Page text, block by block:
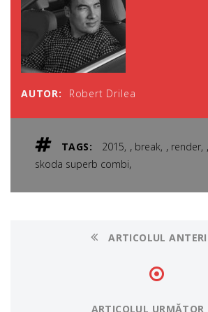
AUTOR: Robert Drilea
TAGS: 2015 , break , render ,
skoda superb combi,
ARTICOLUL
ARTICOLUL URMĂTOR